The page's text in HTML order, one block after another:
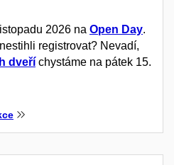
2026 na Open Day.
registrovat? Nevadí,
dveří chystáme na pátek 15.